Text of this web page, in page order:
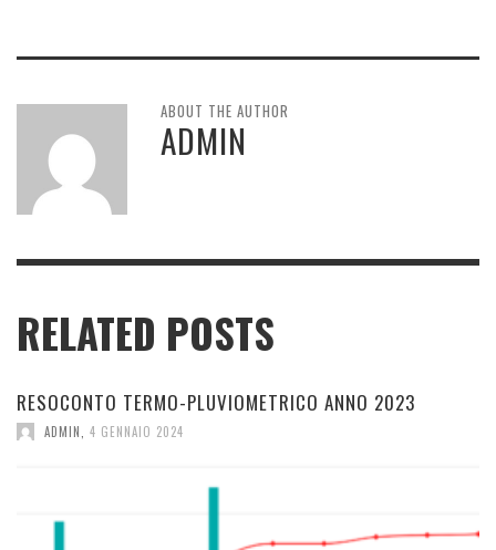
ABOUT THE AUTHOR
ADMIN
RELATED POSTS
RESOCONTO TERMO-PLUVIOMETRICO ANNO 2023
ADMIN 4 GENNAIO 2024